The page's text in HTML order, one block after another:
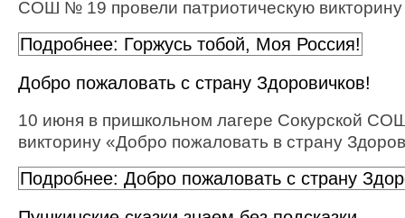
СОШ № 19 провели патриотическую
Подробнее: Горжусь тобой, Моя Россия!
Добро пожаловать с страну Здоровичков!
10 июня в пришкольном лагере Сокурской
викторину «Добро пожаловать в страну
Подробнее: Добро пожаловать с страну